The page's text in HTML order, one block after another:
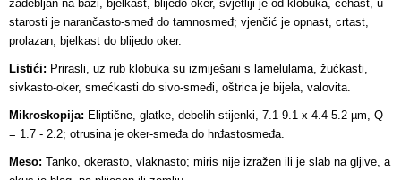
zadebljan na bazi, bjelkast, blijedo oker, svjetliji je od klobuka, čehast, u
starosti je narančasto-smeđ do tamnosmeđ; vjenčić je opnast, crtast,
prolazan, bjelkast do blijedo oker.
Listići: Prirasli, uz rub klobuka su izmiješani s lamelulama, žućkasti,
sivkasto-oker, smećkasti do sivo-smeđi, oštrica je bijela, valovita.
Mikroskopija: Eliptične, glatke, debelih stijenki, 7.1-9.1 x 4.4-5.2 µm, Q
= 1.7 - 2.2; otrusina je oker-smeđa do hrđastosmeđa.
Meso: Tanko, okerasto, vlaknasto; miris nije izražen ili je slab na gljive, a